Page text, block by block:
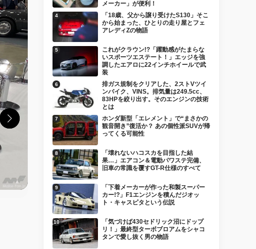
メーカー」が便利！
「18歳、父から譲り受けたS130」そこ
から始まった、ひとりの走り屋とフェ
アレディZの物語
これがクラウン!?「躍動感がたまらな
いスポーツエステート！」エッジを強
調したエアロに22インチホイールで武
装
排ガス規制をクリアした、2ストVツイ
ンバイク、VINS。排気量は249.5cc、
83HPを絞り出す。そのエンジンの技術
とは
ホンダ新型「エレメント」で“まさかの
観音開き”復活か？ あの個性派SUVが帰
ってくる可能性
「壊れないハコスカを目指した結
果…」エアコン＆電動パワステ完備、
旧車の常識を覆すGT-R仕様のすべて
「下着メーカーが作った和製スーパー
カー!?」F1エンジンを積んだジオッ
ト・キャスピタという伝説
「気づけば430セドリック沼にドップ
リ！」最終型ターボブロアムをシャコ
タンで愛し抜く男の物語